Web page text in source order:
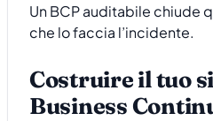
Un BCP auditabile chiude
che lo faccia l’incidente.
Costruire il tuo
Business